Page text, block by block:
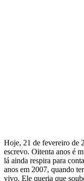
Hoje, 21 de fevereiro de
escrevo. Oitenta anos é
lá ainda respira para
anos em 2007, quando
vivo. Ele queria que